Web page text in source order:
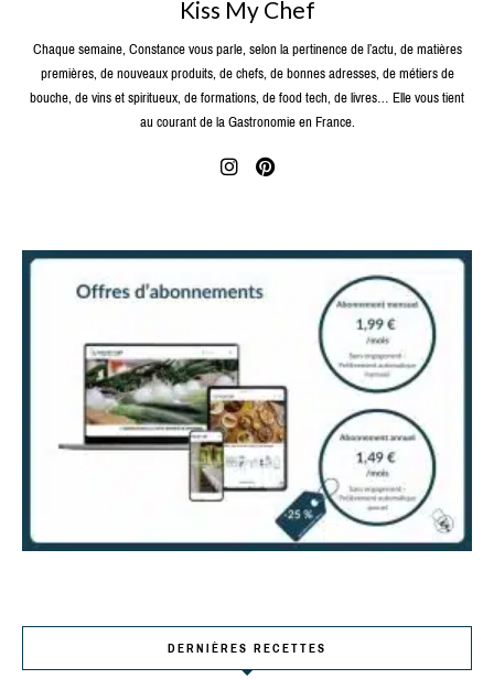
Kiss My Chef
Chaque semaine, Constance vous parle, selon la pertinence de l’actu, de matières
premières, de nouveaux produits, de chefs, de bonnes adresses, de métiers de
bouche, de vins et spiritueux, de formations, de food tech, de livres… Elle vous tient
au courant de la Gastronomie en France.
DERNIÈRES RECETTES